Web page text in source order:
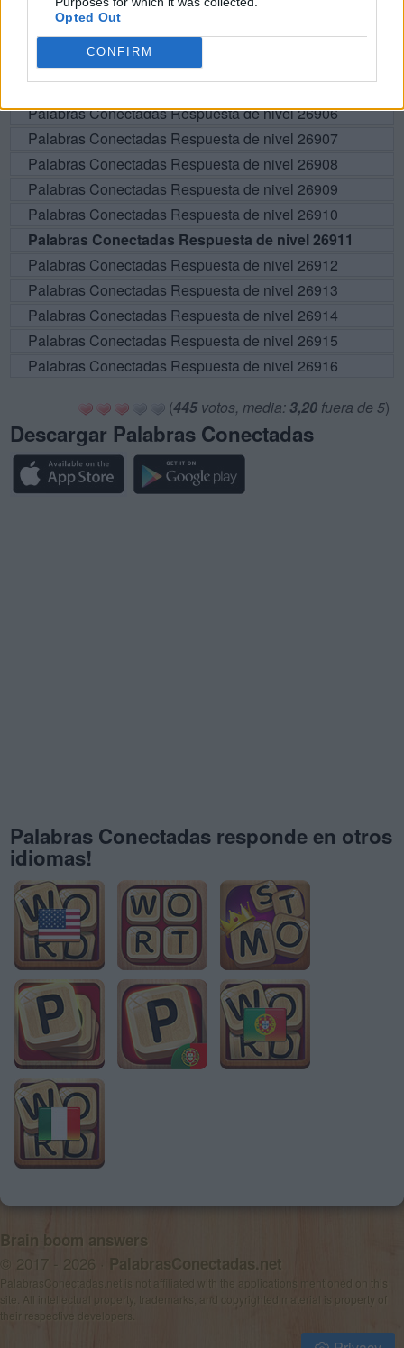
Opted Out
CONFIRM
RESPUESTAS
Por favor seleccione los niveles:
Palabras Conectadas Respuesta de nivel 26906
Palabras Conectadas Respuesta de nivel 26907
Palabras Conectadas Respuesta de nivel 26908
Palabras Conectadas Respuesta de nivel 26909
Palabras Conectadas Respuesta de nivel 26910
Palabras Conectadas Respuesta de nivel 26911
Palabras Conectadas Respuesta de nivel 26912
Palabras Conectadas Respuesta de nivel 26913
Palabras Conectadas Respuesta de nivel 26914
Palabras Conectadas Respuesta de nivel 26915
Palabras Conectadas Respuesta de nivel 26916
(445votos, media: 3,20 fuera de 5)
Descargar Palabras Conectadas
Palabras Conectadas responde en otros
idiomas!
Brain boom answers
© 2017 - 2026 · PalabrasConectadas.net
PalabrasConectadas.net is not affiliated with the applications mentioned on this
site. All intellectual property, trademarks, and copyrighted material is property of